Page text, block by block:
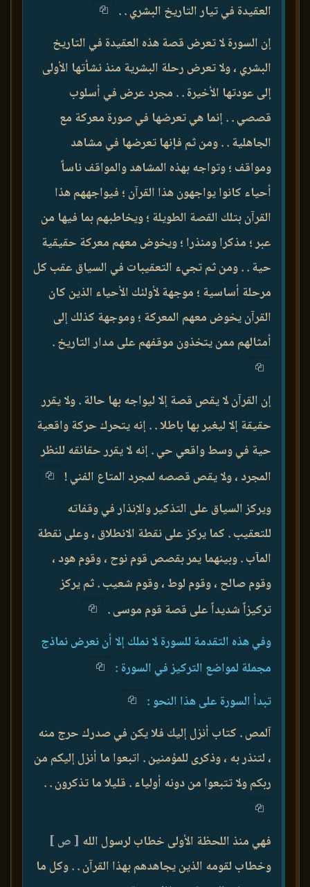
العقيدة في تيار التاريخ البشري . .
إن السورة لا تعرض قصة هذه العقيدة في التاريخ
البشري ، ولا تعرض رحلة البشرية منذ نشأتها الأولى
إلى عودتها الأخيرة . . مجرد عرض في أسلوب
قصصي . . إنما هي تعرضها في صورة معركة مع
الجاهلية . . ومن ثم فإنها تعرضها في مشاهد
ومواقف ؛ وتواجه بهذه المشاهد والمواقف ناساً
أحياء كانوا يواجهون هذا القرآن ؛ فيواجههم هذا
القرآن بتلك القصة الطويلة ؛ ويخاطبهم بما فيها من
عبر ؛ مذكرا ومنذرا ؛ ويخوض معهم معركة حقيقية
حية . . ومن ثم تجيء التعقيبات في السياق عقب كل
مرحلة أساسية ؛ موجهة لأولئك الأحياء الذين كان
القرآن يخوض معهم المعركة ؛ وموجهة كذلك إلى
أمثالهم ممن يتخذون موقفهم على مدار التاريخ .
إن القرآن لا يقص قصة إلا ليواجه بها حالة . ولا يقرر
حقيقة إلا ليغير بها باطلا . . إنه يتحرك حركة واقعية
حية في وسط واقعي حي . إنه لا يقرر حقائقه للنظر
المجرد ، ولا يقص قصصه لمجرد المتاع الفني !
ويركز السياق على التذكير والإنذار في وقفاته
للتعقيب . كما يركز على نقطة الانطلاق ، وعلى نقطة
المآب . وبينهما يمر بقصص قوم نوح ، وقوم هود ،
وقوم صالح ، وقوم لوط ، وقوم شعيب . ثم يركز
تركيزاً شديداً على قصة قوم موسى .
وفي هذه التقدمة للسورة لا نملك إلا أن نعرض نماذج
مجملة لمواضع التركيز في السورة :
تبدأ السورة على هذا النحو :
آلمص . كتاب أنزل إليك فلا يكن في صدرك حرج منه
، لتنذر به ، وذكرى للمؤمنين . اتبعوا ما أنزل إليكم من
ربكم ولا تتبعوا من دونه أولياء . قليلا ما تذكرون . .
فهي منذ اللحظة الأولى خطاب لرسول الله [ ص ]
وخطاب لقومه الذين يجاهدهم بهذا القرآن . . وكل ما